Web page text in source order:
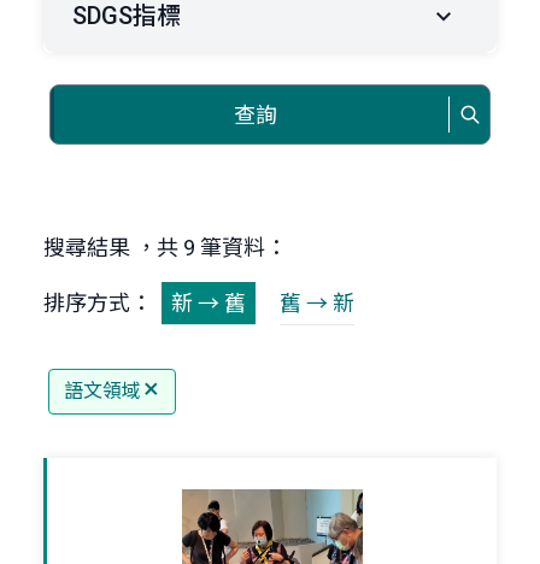
SDGS指標
查詢
搜尋結果 ，共 9 筆資料：
排序方式： 新 → 舊 舊 → 新
語文領域